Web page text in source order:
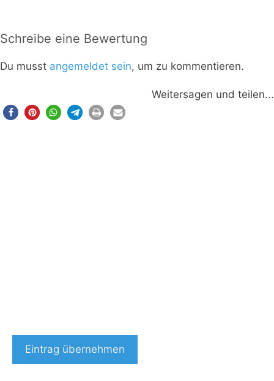
Schreibe eine Bewertung
Du musst angemeldet sein, um zu kommentieren.
Weitersagen und teilen...
Eintrag übernehmen